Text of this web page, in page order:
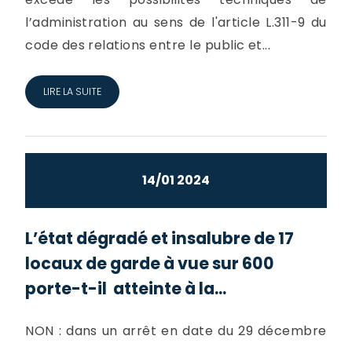
l’administration au sens de l'article L.311-9 du
code des relations entre le public et...
LIRE LA SUITE
14/01 2024
L’état dégradé et insalubre de 17
locaux de garde à vue sur 600
porte-t-il atteinte à la...
NON : dans un arrêt en date du 29 décembre